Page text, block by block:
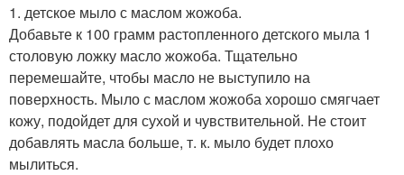
1. детское мыло с маслом жожоба.
Добавьте к 100 грамм растопленного детского мыла 1
столовую ложку масло жожоба. Тщательно
перемешайте, чтобы масло не выступило на
поверхность. Мыло с маслом жожоба хорошо смягчает
кожу, подойдет для сухой и чувствительной. Не стоит
добавлять масла больше, т. к. мыло будет плохо
мылиться.